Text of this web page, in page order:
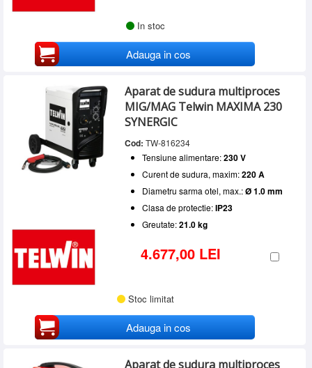
In stoc
Adauga in cos
Aparat de sudura multiproces
MIG/MAG Telwin MAXIMA 230
SYNERGIC
Cod: TW-816234
Tensiune alimentare:230 V
Curent de sudura, maxim:220 A
Diametru sarma otel, max.:Ø 1.0 mm
Clasa de protectie:IP23
Greutate:21.0 kg
4.677,00 LEI
Stoc limitat
Adauga in cos
Aparat de sudura multiproces